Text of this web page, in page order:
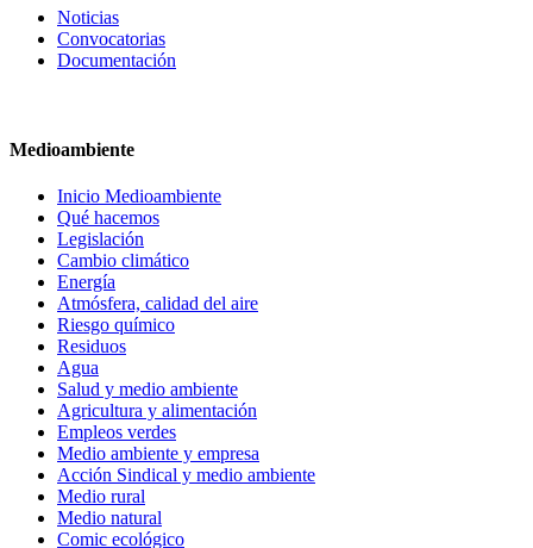
Noticias
Convocatorias
Documentación
Medioambiente
Inicio Medioambiente
Qué hacemos
Legislación
Cambio climático
Energía
Atmósfera, calidad del aire
Riesgo químico
Residuos
Agua
Salud y medio ambiente
Agricultura y alimentación
Empleos verdes
Medio ambiente y empresa
Acción Sindical y medio ambiente
Medio rural
Medio natural
Comic ecológico